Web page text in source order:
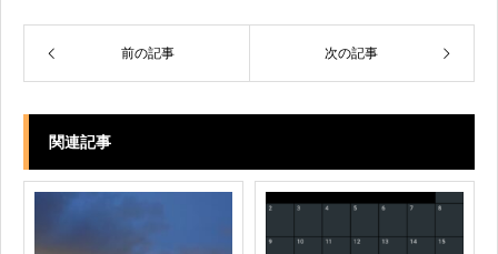
前の記事 次の記事
関連記事